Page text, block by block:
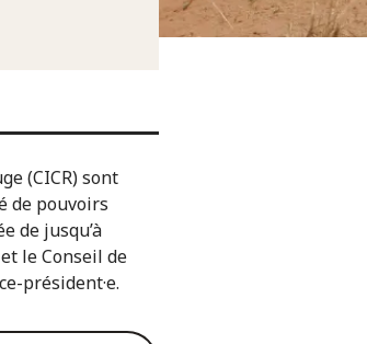
(CICR) sont
de pouvoirs
de jusqu’à
le Conseil de
président·e.